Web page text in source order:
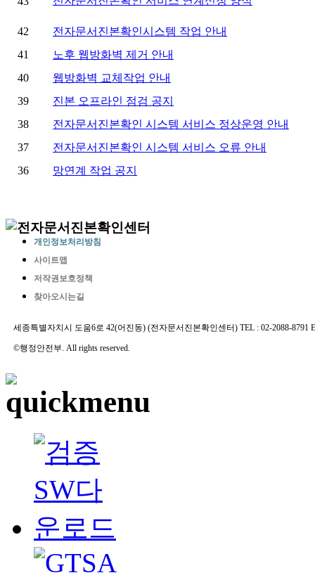
개인정보처리방침
사이트맵
저작권보호정책
찾아오시는길
세종특별자치시 도움6로 42(어진동) (전자문서진본확인센터) TEL : 02-2088-8791
©행정안전부. All rights reserved.